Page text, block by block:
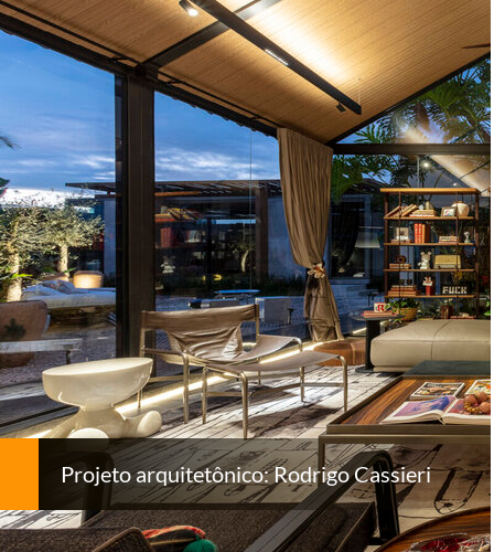
Projeto arquitetônico: Rodrigo Cassieri